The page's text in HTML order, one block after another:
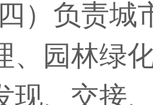
四）负责
、园林绿
现、交接